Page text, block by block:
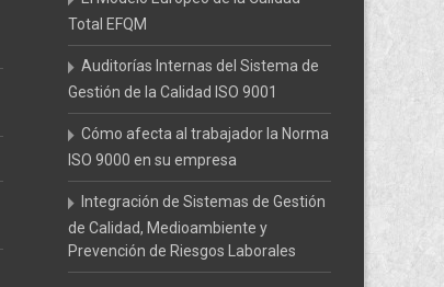
Total EFQM
Auditorías Internas del Sistema de
Gestión de la Calidad ISO 9001
Cómo afecta al trabajador la Norma
ISO 9000 en su empresa
Integración de Sistemas de Gestión
de Calidad, Medioambiente y
Prevención de Riesgos Laborales